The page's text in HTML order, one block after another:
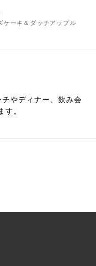
ケーキ＆ダッチアップル
やディナー、飲み会
。